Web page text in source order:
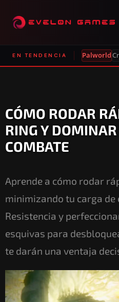
EN TENDENCIA Palworld
CÓMO RODAR
RING Y
COMBATE
Aprende a cómo rodar
minimizando tu carga de
Resistencia y
esquivas para
te darán una ventaja